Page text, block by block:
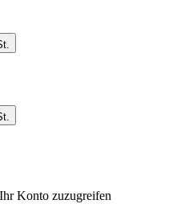
Konto zuzugreifen